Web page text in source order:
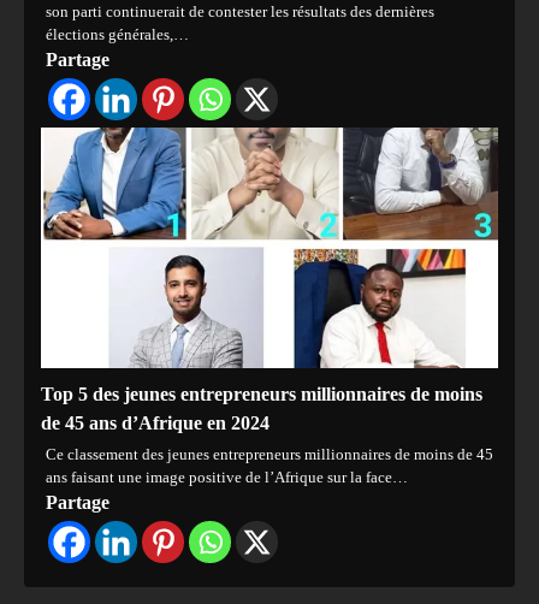
son parti continuerait de contester les résultats des dernières
élections générales,…
Partage
Top 5 des jeunes entrepreneurs millionnaires de moins
de 45 ans d’Afrique en 2024
Ce classement des jeunes entrepreneurs millionnaires de moins de 45
ans faisant une image positive de l’Afrique sur la face…
Partage